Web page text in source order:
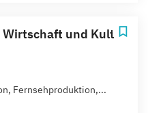
Wirtschaft und Kultur
Fernsehproduktion,...